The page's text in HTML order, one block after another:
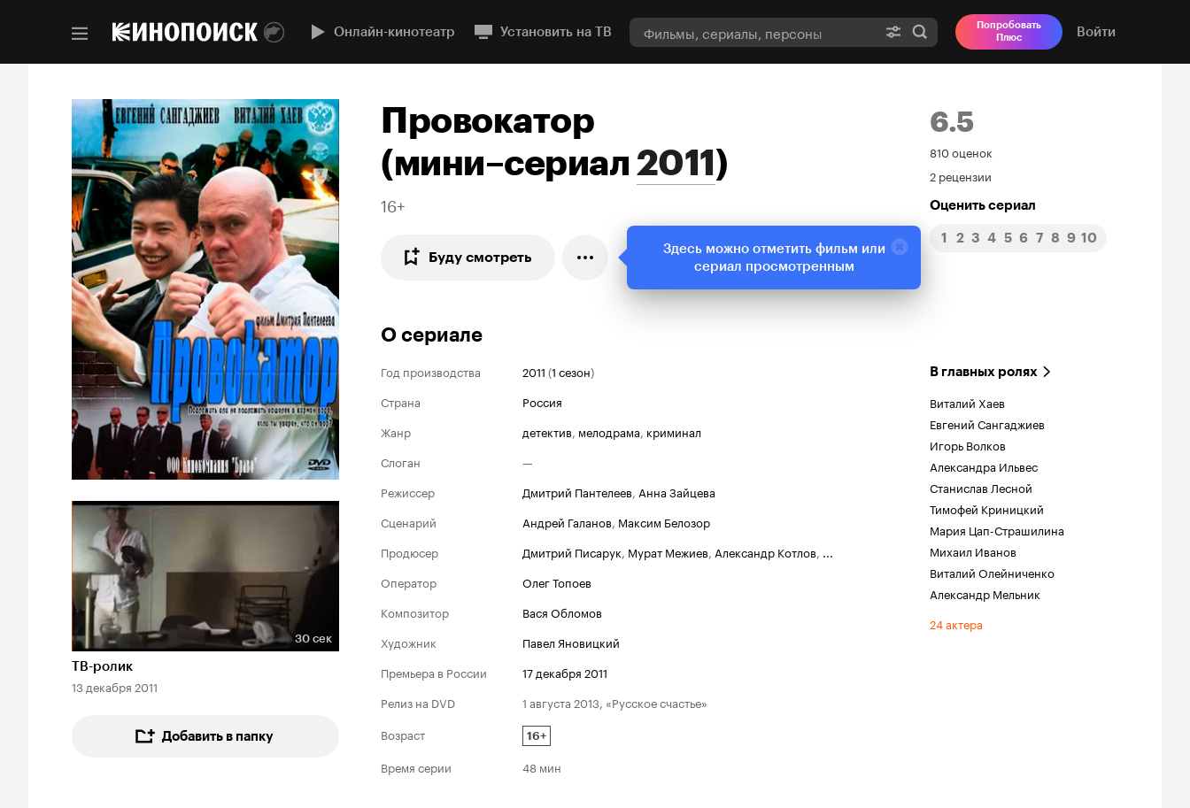
Онлайн-кинотеатр Установить на ТВ
Попробовать
Плюс
Войти
Длительность 30 сек
30 сек
ТВ-ролик
13 декабря 2011
Добавить в папку
Провокатор
(мини–сериал2011)
16+
Буду смотреть
6.5
Рейтинг
Кинопоиска
6.5
810 оценок
2 рецензии
Оценить сериал
1 2 3 4 5 6 7 8 9 10
О сериале
Год производства 2011 (1 сезон)
Страна
Россия
Жанр
детектив, мелодрама, криминал
Слоган
—
Режиссер
Дмитрий Пантелеев, Анна Зайцева
Сценарий
Андрей Галанов, Максим Белозор
Продюсер
Дмитрий Писарук, Мурат Межиев, Александр Котлов, ...
Оператор
Олег Топоев
Композитор
Вася Обломов
Художник
Павел Яновицкий
Премьера в России
17 декабря 2011
Релиз на DVD
1 августа 2013, «Русское счастье»
Возраст
16+
Время серии 48 мин
В главных ролях
Виталий Хаев
Евгений Сангаджиев
Игорь Волков
Александра Ильвес
Станислав Лесной
Тимофей Криницкий
Мария Цап-Страшилина
Михаил Иванов
Виталий Олейниченко
Александр Мельник
24 актера
Здесь можно отметить фильм или
сериал просмотренным